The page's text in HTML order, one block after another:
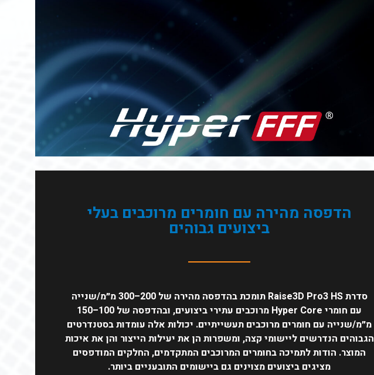
הדפסה מהירה עם חומרים מרוכבים בעלי
ביצועים גבוהים
סדרת Raise3D Pro3 HS תומכת בהדפסה מהירה של 200–300 מ״מ/שנייה
עם חומרי Hyper Core מרוכבים עתירי ביצועים, ובהדפסה של 100–150
מ״מ/שנייה עם חומרים מרוכבים תעשייתיים. יכולות אלה עומדות בסטנדרטים
הגבוהים הנדרשים ליישומי קצה, ומשפרות הן את יעילות הייצור והן את איכות
המוצר. הודות לתמיכה בחומרים המרוכבים המתקדמים, החלקים המודפסים
מציגים ביצועים מצוינים גם ביישומים התובעניים ביותר.